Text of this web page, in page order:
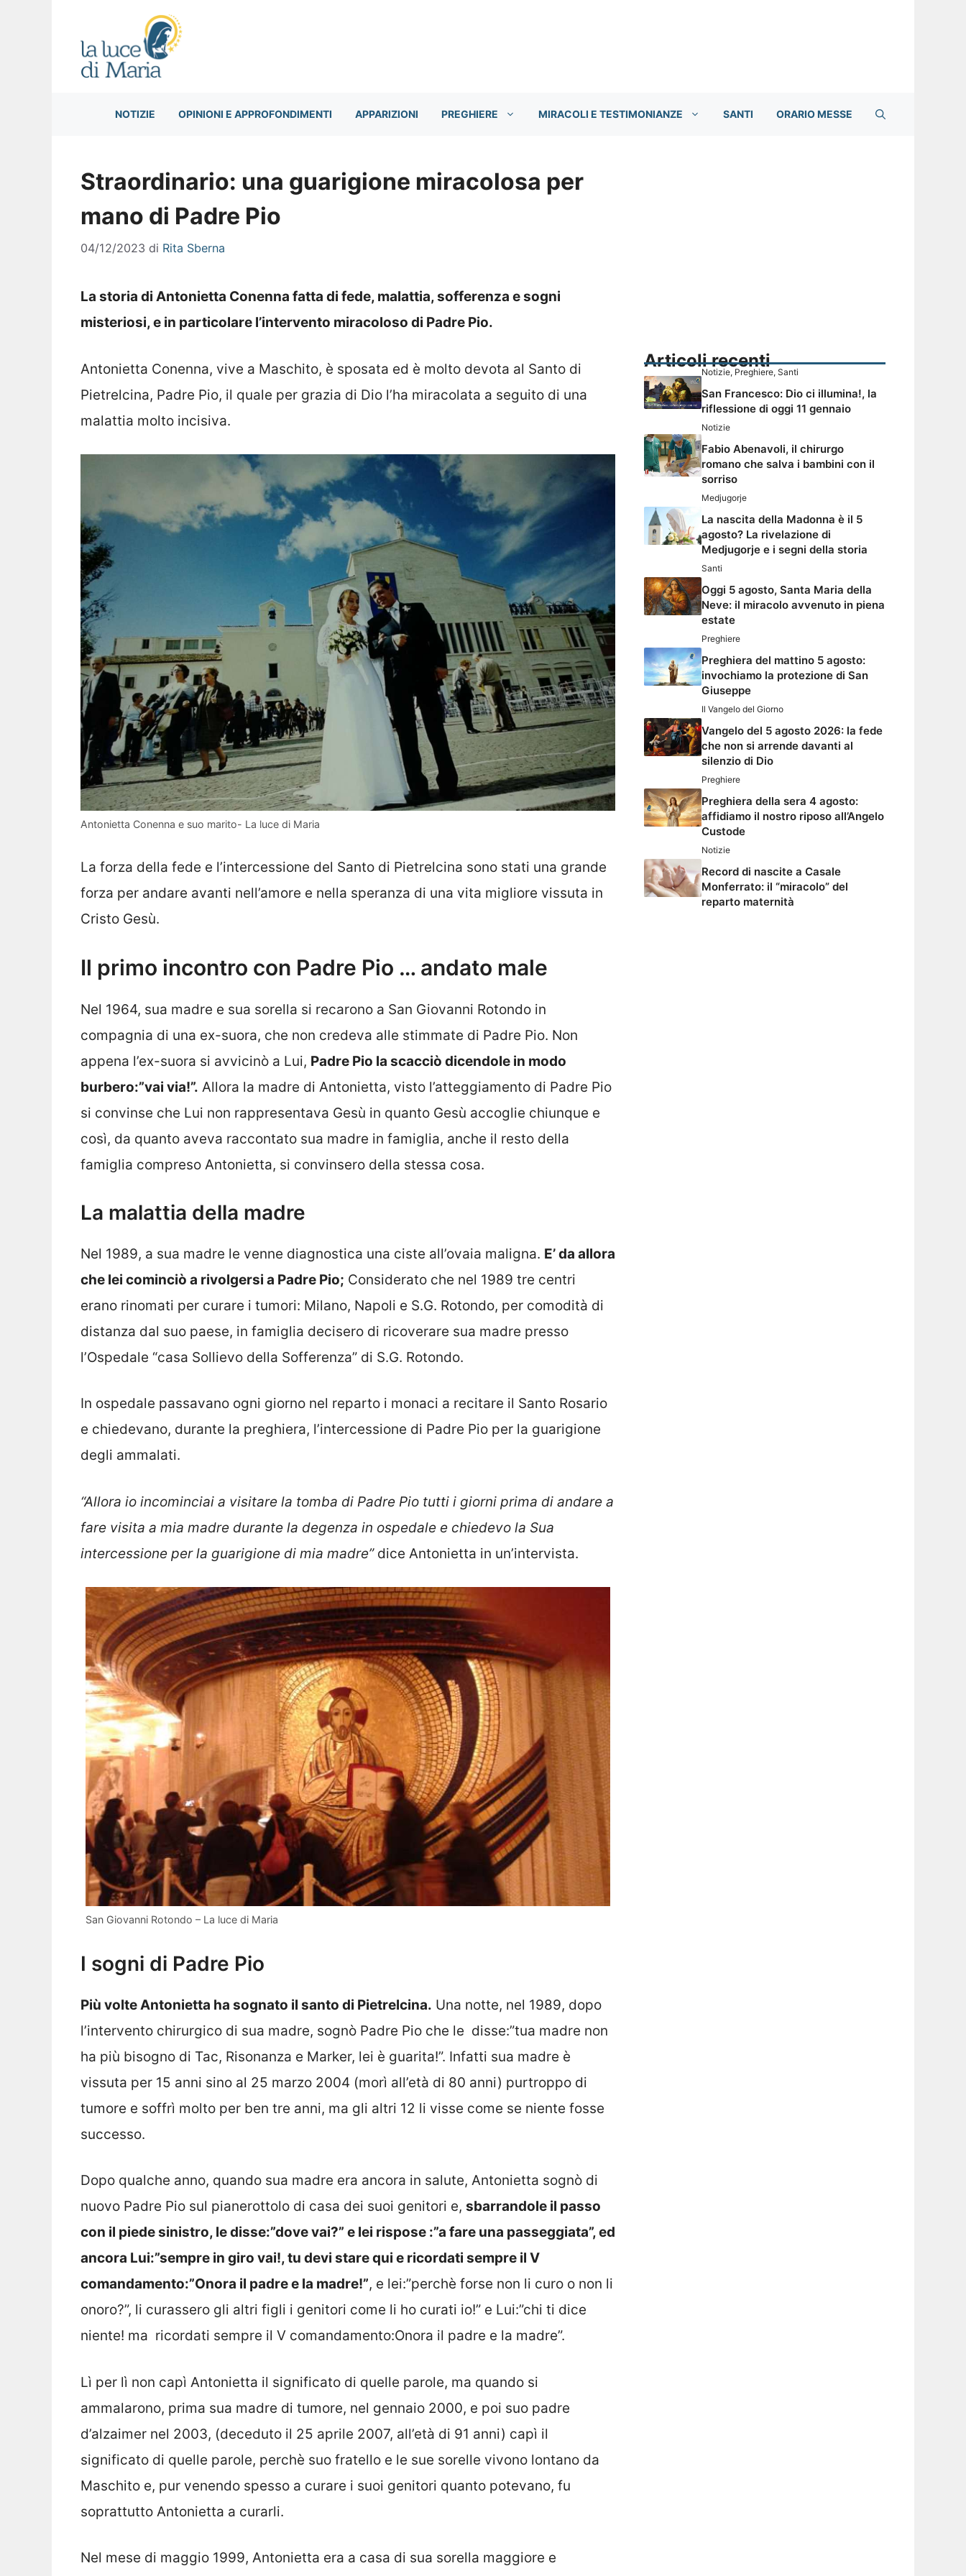
NOTIZIE OPINIONI E APPROFONDIMENTI APPARIZIONI PREGHIERE MIRACOLI E TESTIMONIANZE SANTI ORARIO MESSE
Straordinario: una guarigione miracolosa per
mano di Padre Pio
04/12/2023 di Rita Sberna
La storia di Antonietta Conenna fatta di fede, malattia, sofferenza e sogni
misteriosi, e in particolare l’intervento miracoloso di Padre Pio.
Antonietta Conenna, vive a Maschito, è sposata ed è molto devota al Santo di
Pietrelcina, Padre Pio, il quale per grazia di Dio l’ha miracolata a seguito di una
malattia molto incisiva.
Antonietta Conenna e suo marito- La luce di Maria
La forza della fede e l’intercessione del Santo di Pietrelcina sono stati una grande
forza per andare avanti nell’amore e nella speranza di una vita migliore vissuta in
Cristo Gesù.
Il primo incontro con Padre Pio … andato male
Nel 1964, sua madre e sua sorella si recarono a San Giovanni Rotondo in
compagnia di una ex-suora, che non credeva alle stimmate di Padre Pio. Non
appena l’ex-suora si avvicinò a Lui, Padre Pio la scacciò dicendole in modo
burbero:”vai via!”. Allora la madre di Antonietta, visto l’atteggiamento di Padre Pio
si convinse che Lui non rappresentava Gesù in quanto Gesù accoglie chiunque e
così, da quanto aveva raccontato sua madre in famiglia, anche il resto della
famiglia compreso Antonietta, si convinsero della stessa cosa.
La malattia della madre
Nel 1989, a sua madre le venne diagnostica una ciste all’ovaia maligna. E’ da allora
che lei cominciò a rivolgersi a Padre Pio; Considerato che nel 1989 tre centri
erano rinomati per curare i tumori: Milano, Napoli e S.G. Rotondo, per comodità di
distanza dal suo paese, in famiglia decisero di ricoverare sua madre presso
l’Ospedale “casa Sollievo della Sofferenza” di S.G. Rotondo.
In ospedale passavano ogni giorno nel reparto i monaci a recitare il Santo Rosario
e chiedevano, durante la preghiera, l’intercessione di Padre Pio per la guarigione
degli ammalati.
“Allora io incominciai a visitare la tomba di Padre Pio tutti i giorni prima di andare a
fare visita a mia madre durante la degenza in ospedale e chiedevo la Sua
intercessione per la guarigione di mia madre”dice Antonietta in un’intervista.
San Giovanni Rotondo – La luce di Maria
I sogni di Padre Pio
Più volte Antonietta ha sognato il santo di Pietrelcina. Una notte, nel 1989, dopo
l’intervento chirurgico di sua madre, sognò Padre Pio che le disse:”tua madre non
ha più bisogno di Tac, Risonanza e Marker, lei è guarita!”. Infatti sua madre è
vissuta per 15 anni sino al 25 marzo 2004 (morì all’età di 80 anni) purtroppo di
tumore e soffrì molto per ben tre anni, ma gli altri 12 li visse come se niente fosse
successo.
Dopo qualche anno, quando sua madre era ancora in salute, Antonietta sognò di
nuovo Padre Pio sul pianerottolo di casa dei suoi genitori e, sbarrandole il passo
con il piede sinistro, le disse:”dove vai?” e lei rispose :”a fare una passeggiata”, ed
ancora Lui:”sempre in giro vai!, tu devi stare qui e ricordati sempre il V
comandamento:”Onora il padre e la madre!”, e lei:”perchè forse non li curo o non li
onoro?”, li curassero gli altri figli i genitori come li ho curati io!” e Lui:”chi ti dice
niente! ma ricordati sempre il V comandamento:Onora il padre e la madre”.
Lì per lì non capì Antonietta il significato di quelle parole, ma quando si
ammalarono, prima sua madre di tumore, nel gennaio 2000, e poi suo padre
d’alzaimer nel 2003, (deceduto il 25 aprile 2007, all’età di 91 anni) capì il
significato di quelle parole, perchè suo fratello e le sue sorelle vivono lontano da
Maschito e, pur venendo spesso a curare i suoi genitori quanto potevano, fu
soprattutto Antonietta a curarli.
Nel mese di maggio 1999, Antonietta era a casa di sua sorella maggiore e
Articoli recenti
Notizie, Preghiere, Santi
San Francesco: Dio ci illumina!, la
riflessione di oggi 11 gennaio
Notizie
Fabio Abenavoli, il chirurgo
romano che salva i bambini con il
sorriso
Medjugorje
La nascita della Madonna è il 5
agosto? La rivelazione di
Medjugorje e i segni della storia
Santi
Oggi 5 agosto, Santa Maria della
Neve: il miracolo avvenuto in piena
estate
Preghiere
Preghiera del mattino 5 agosto:
invochiamo la protezione di San
Giuseppe
Il Vangelo del Giorno
Vangelo del 5 agosto 2026: la fede
che non si arrende davanti al
silenzio di Dio
Preghiere
Preghiera della sera 4 agosto:
affidiamo il nostro riposo all’Angelo
Custode
Notizie
Record di nascite a Casale
Monferrato: il “miracolo” del
reparto maternità